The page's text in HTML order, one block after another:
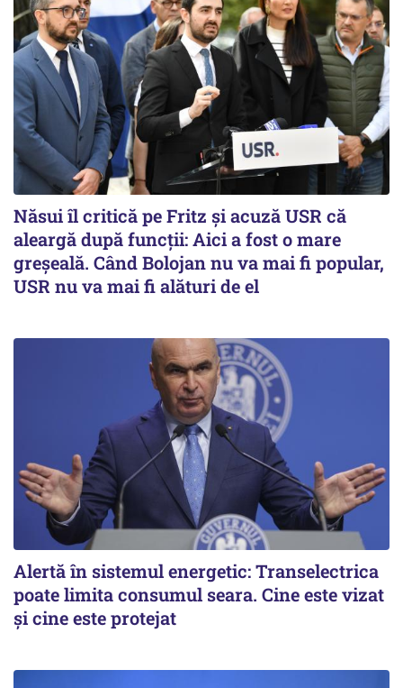
Năsui îl critică pe Fritz și acuză USR că
aleargă după funcții: Aici a fost o mare
greșeală. Când Bolojan nu va mai fi popular,
USR nu va mai fi alături de el
Alertă în sistemul energetic: Transelectrica
poate limita consumul seara. Cine este vizat
și cine este protejat